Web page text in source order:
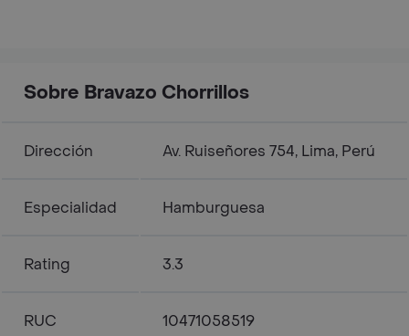
Sobre Bravazo Chorrillos
Dirección Av. Ruiseñores 754, Lima, Perú
Especialidad Hamburguesa
Rating 3.3
RUC 10471058519